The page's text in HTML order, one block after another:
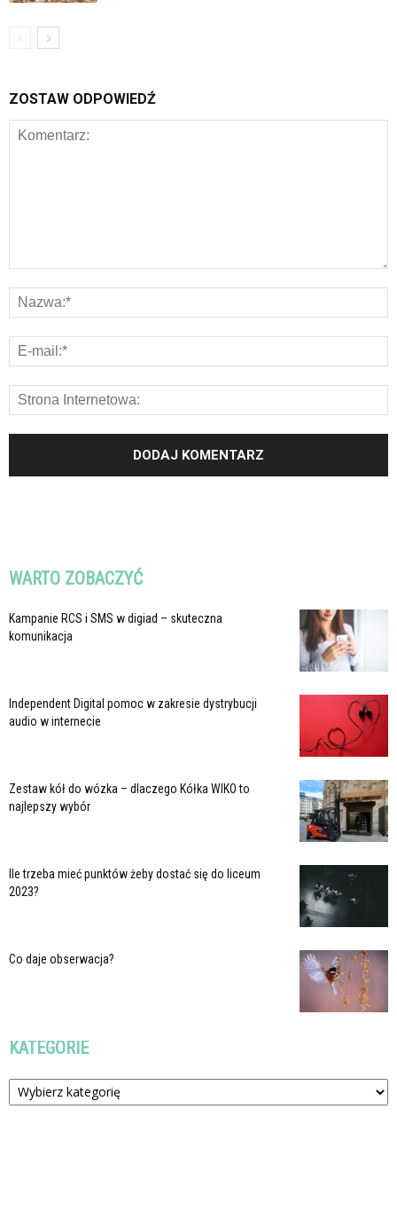
ZOSTAW ODPOWIEDŹ
WARTO ZOBACZYĆ
Kampanie RCS i SMS w digiad – skuteczna
komunikacja
Independent Digital pomoc w zakresie dystrybucji
audio w internecie
Zestaw kół do wózka – dlaczego Kółka WIKO to
najlepszy wybór
Ile trzeba mieć punktów żeby dostać się do liceum
2023?
Co daje obserwacja?
KATEGORIE
Kategorie